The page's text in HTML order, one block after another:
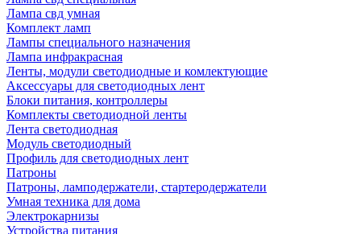
Лампа свд умная
Комплект ламп
Лампы специального назначения
Лампа инфракрасная
Ленты, модули светодиодные и комлектующие
Аксессуары для светодиодных лент
Блоки питания, контроллеры
Комплекты светодиодной ленты
Лента светодиодная
Модуль светодиодный
Профиль для светодиодных лент
Патроны
Патроны, ламподержатели, стартеродержатели
Умная техника для дома
Электрокарнизы
Устройства питания